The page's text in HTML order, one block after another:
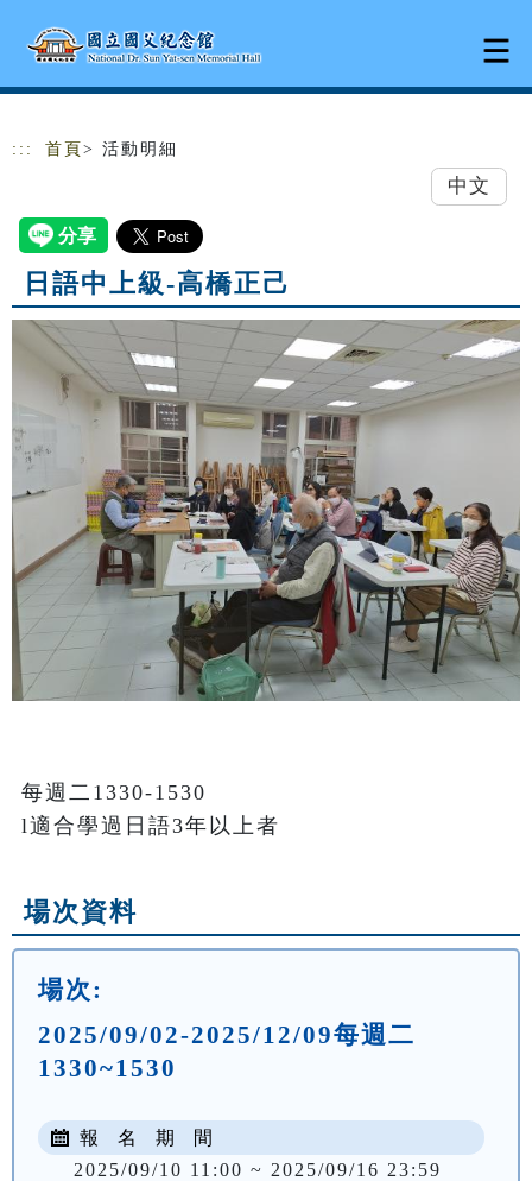
::: 首頁 > 活動明細
中文
日語中上級-高橋正己
每週二1330-1530
l適合學過日語3年以上者
場次資料
場次:
2025/09/02-2025/12/09每週二
1330~1530
報 名 期 間
2025/09/10 11:00 ~ 2025/09/16 23:59